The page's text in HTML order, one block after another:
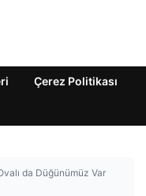
Çerez Politikası
da Düğünümüz Var